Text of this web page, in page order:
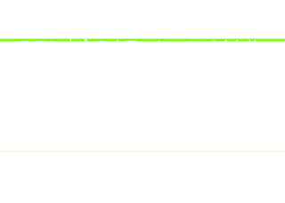
スロン大会のオフィシャルバイクサ